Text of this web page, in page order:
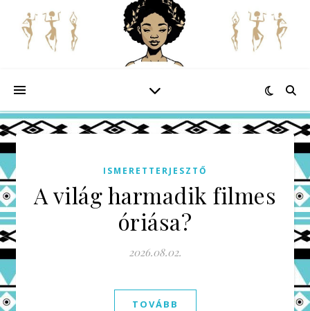
ISMERETTERJESZTŐ
A világ harmadik filmes
óriása?
2026.08.02.
TOVÁBB